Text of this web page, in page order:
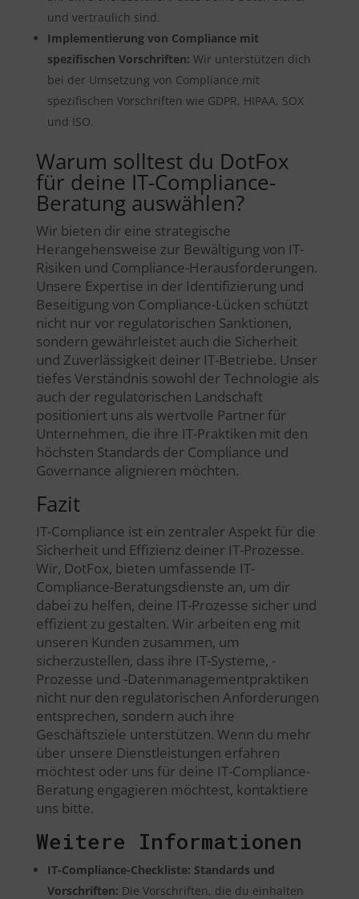
und vertraulich sind.
Implementierung von Compliance mit
spezifischen Vorschriften: Wir unterstützen dich
bei der Umsetzung von Compliance mit
spezifischen Vorschriften wie GDPR, HIPAA, SOX
und ISO.
Warum solltest du DotFox
für deine IT-Compliance-
Beratung auswählen?
Wir bieten dir eine strategische
Herangehensweise zur Bewältigung von IT-
Risiken und Compliance-Herausforderungen.
Unsere Expertise in der Identifizierung und
Beseitigung von Compliance-Lücken schützt
nicht nur vor regulatorischen Sanktionen,
sondern gewährleistet auch die Sicherheit
und Zuverlässigkeit deiner IT-Betriebe. Unser
tiefes Verständnis sowohl der Technologie als
auch der regulatorischen Landschaft
positioniert uns als wertvolle Partner für
Unternehmen, die ihre IT-Praktiken mit den
höchsten Standards der Compliance und
Governance alignieren möchten.
Fazit
IT-Compliance ist ein zentraler Aspekt für die
Sicherheit und Effizienz deiner IT-Prozesse.
Wir, DotFox, bieten umfassende IT-
Compliance-Beratungsdienste an, um dir
dabei zu helfen, deine IT-Prozesse sicher und
effizient zu gestalten. Wir arbeiten eng mit
unseren Kunden zusammen, um
sicherzustellen, dass ihre IT-Systeme, -
Prozesse und -Datenmanagementpraktiken
nicht nur den regulatorischen Anforderungen
entsprechen, sondern auch ihre
Geschäftsziele unterstützen. Wenn du mehr
über unsere Dienstleistungen erfahren
möchtest oder uns für deine IT-Compliance-
Beratung engagieren möchtest, kontaktiere
uns bitte.
Weitere Informationen
IT-Compliance-Checkliste: Standards und
Vorschriften: Die Vorschriften, die du einhalten